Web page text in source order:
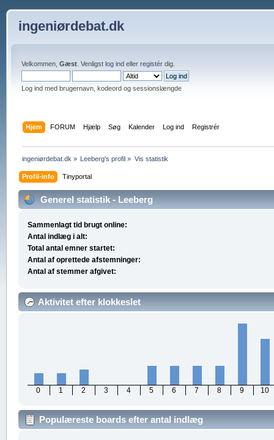
ingeniørdebat.dk
Velkommen, Gæst. Venligst log indeller registérdig.
Log ind med brugernavn, kodeord og sessionslængde
Hjem FORUM Hjælp Søg Kalender Log ind Registrér
ingeniørdebat.dk » Leeberg's profil » Vis statistik
Profil-info Tinyportal
Generel statistik - Leeberg
Sammenlagt tid brugt online:
Antal indlæg i alt:
Total antal emner startet:
Antal af oprettede afstemninger:
Antal af stemmer afgivet:
Aktivitet efter klokkeslet
0 1 2 3 4 5 6 7 8 9 10
Populæreste boards efter antal indlæg